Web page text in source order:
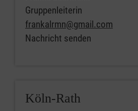
Gruppenleiterin
frankalrmn@gmail.com
Nachricht senden
Köln-Rath